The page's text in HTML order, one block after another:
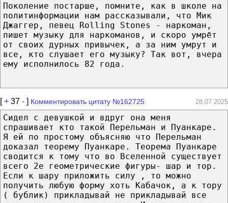
Поколение постарше, помните, как в школе на
политинформации нам рассказывали, что Мик
Джаггер, певец Rolling Stones - наркоман,
пишет музыку для наркоманов, и скоро умрёт
от своих дурных привычек, а за ним умрут и
все, кто слушает его музыку? Так вот, вчера
ему исполнилось 82 года.
[+ 37 - ] Комментировать цитату №162725 28.07.2025
Сидел с девушкой и вдруг она меня
спрашивает кто такой Перельман и Пуанкаре.
Я ей по простому объясняю что Перельман
доказал теорему Пуанкаре. Теорема Пуанкаре
сводится к тому что во Вселенной существует
всего 2е геометрические фигуры- шар и тор.
Если к шару приложить силу , то можно
получить любую форму хоть Кабачок, а к тору
( бублик) прикладывай не прикладывай все